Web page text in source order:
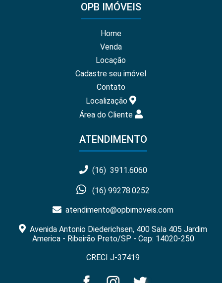
OPB IMÓVEIS
Home
Venda
Locação
Cadastre seu imóvel
Contato
Localização
Área do Cliente
ATENDIMENTO
(16) 3911.6060
(16) 99278.0252
atendimento@opbimoveis.com
Avenida Antonio Diederichsen, 400 Sala 405 Jardim
America - Ribeirão Preto/SP - Cep: 14020-250
CRECI J-37419